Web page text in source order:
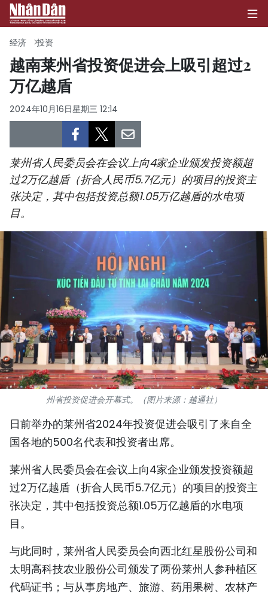
政治
经济
社会
环保
体育
国际
旅游
友谊桥梁
史海
多功能媒体
图表新闻
视频
TIẾNG VIỆT
ENGLISH
经济 投资
越南莱州省投资促进会上吸引超过2
万亿越盾
2024年10月16日星期三 12:14
莱州省人民委员会在会议上向4家企业颁发投资额超
过2万亿越盾（折合人民币5.7亿元）的项目的投资主
张决定，其中包括投资总额1.05万亿越盾的水电项
目。
州省投资促进会开幕式。（图片来源：越通社）
日前举办的莱州省2024年投资促进会吸引了来自全
国各地的500名代表和投资者出席。
莱州省人民委员会在会议上向4家企业颁发投资额超
过2万亿越盾（折合人民币5.7亿元）的项目的投资主
张决定，其中包括投资总额1.05万亿越盾的水电项
目。
与此同时，莱州省人民委员会向西北红星股份公司和
太明高科技农业股份公司颁发了两份莱州人参种植区
代码证书；与从事房地产、旅游、药用果树、农林产